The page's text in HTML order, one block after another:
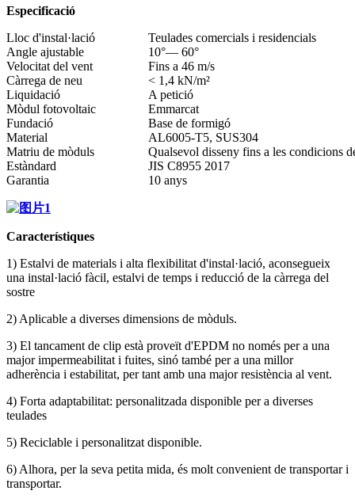
Especificació
Lloc d'instal·lació
Teulades comercials i residencials
Angle ajustable
10°— 60°
Velocitat del vent
Fins a 46 m/s
Càrrega de neu
< 1,4 kN/m²
Liquidació
A petició
Mòdul fotovoltaic
Emmarcat
Fundació
Base de formigó
Material
AL6005-T5, SUS304
Matriu de mòduls
Qualsevol disseny fins a les condicions
Estàndard
JIS C8955 2017
Garantia
10 anys
Característiques
1) Estalvi de materials i alta flexibilitat d'instal·lació, aconsegueix
una instal·lació fàcil, estalvi de temps i reducció de la càrrega del
sostre
2) Aplicable a diverses dimensions de mòduls.
3) El tancament de clip està proveït d'EPDM no només per a una
major impermeabilitat i fuites, sinó també per a una millor
adherència i estabilitat, per tant amb una major resistència al vent.
4) Forta adaptabilitat: personalitzada disponible per a diverses
teulades
5) Reciclable i personalitzat disponible.
6) Alhora, per la seva petita mida, és molt convenient de transportar i
transportar.